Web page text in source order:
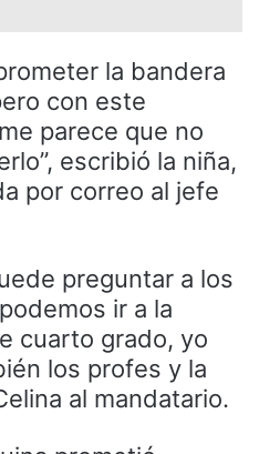
la bandera
con este
parece que no
escribió la niña,
por correo al jefe
preguntar a los
ir a la
cuarto grado, yo
los profes y la
al mandatario.